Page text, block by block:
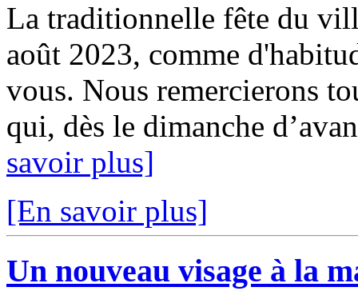
La traditionnelle fête du
août 2023, comme
vous. Nous remercierons
qui, dès le dimanche
savoir plus]
[En savoir plus]
Un nouveau visage à la